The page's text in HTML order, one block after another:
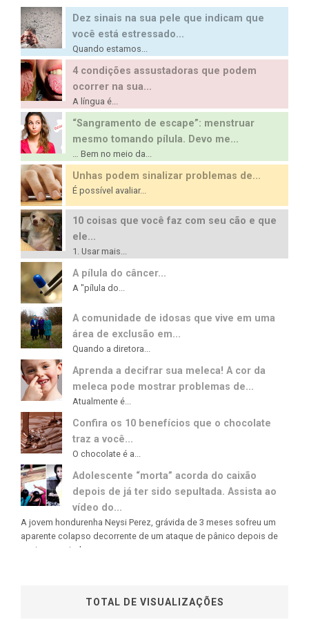
Dez sinais na sua pele que indicam que
você está estressado...
Quando estamos...
4 condições assustadoras que podem
ocorrer na sua...
A língua é...
“Sangramento de escape”: menstruar
mesmo tomando pílula. Devo me...
… Bem no meio da...
Unhas podem sinalizar problemas de...
É possível avaliar...
10 coisas que você faz com seu cão e que
ele...
1. Usar mais...
A pílula do câncer...
A "pílula do...
A comunidade de idosas que vive em uma
área de exclusão em...
Quando a diretora...
Aprenda a decifrar sua meleca! A cor da
meleca pode mostrar problemas de...
Atualmente é...
Confira os 10 benefícios que o chocolate
traz a você...
O chocolate é a...
Adolescente “morta” acorda do caixão
depois de já ter sido sepultada. Assista ao
vídeo do...
A jovem hondurenha Neysi Perez, grávida de 3 meses sofreu um
aparente colapso decorrente de um ataque de pânico depois de
ouvir uma rajada...
TOTAL DE VISUALIZAÇÕES